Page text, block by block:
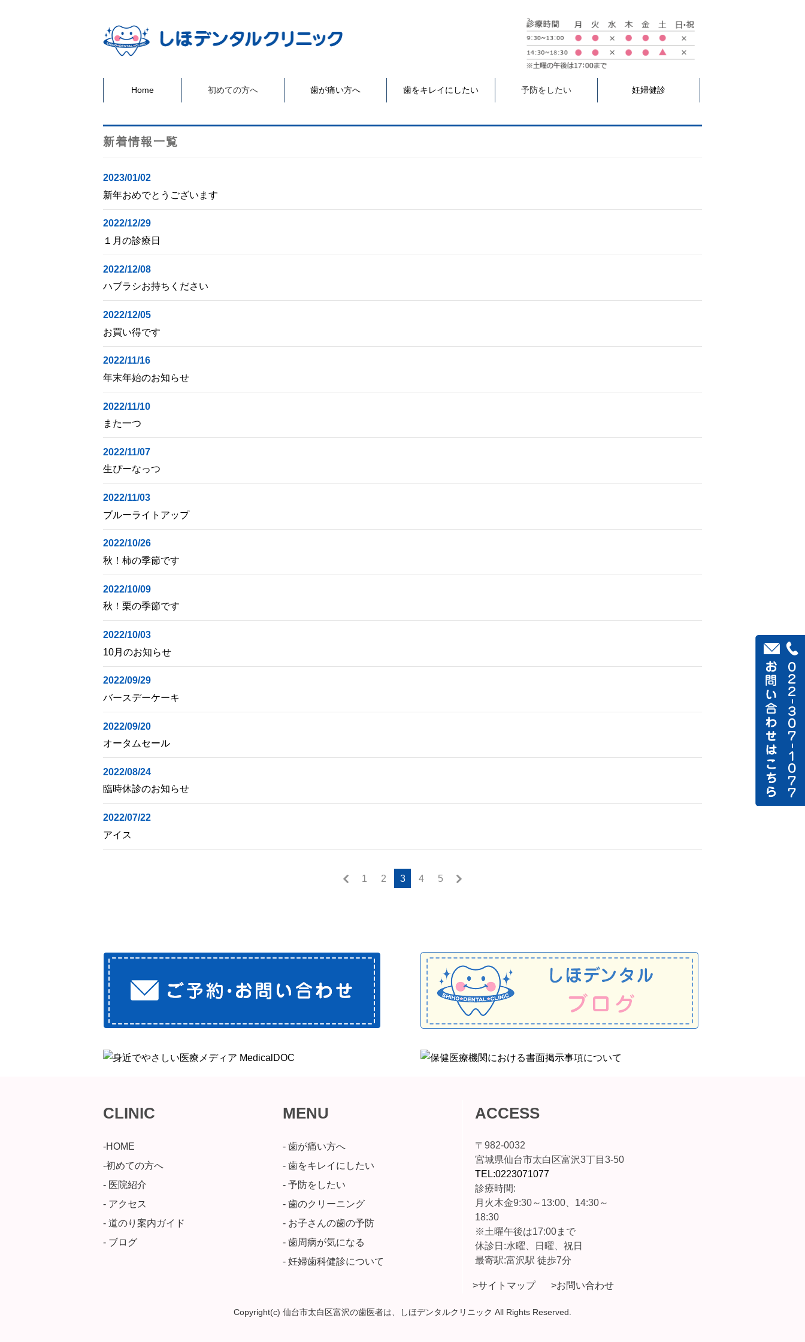
Home 初めての方へ 歯が痛い方へ 歯をキレイにしたい 予防をしたい 妊婦健診
新着情報一覧
2023/01/02
新年おめでとうございます
2022/12/29
１月の診療日
2022/12/08
ハブラシお持ちください
2022/12/05
お買い得です
2022/11/16
年末年始のお知らせ
2022/11/10
また一つ
2022/11/07
生ぴーなっつ
2022/11/03
ブルーライトアップ
2022/10/26
秋！柿の季節です
2022/10/09
秋！栗の季節です
2022/10/03
10月のお知らせ
2022/09/29
バースデーケーキ
2022/09/20
オータムセール
2022/08/24
臨時休診のお知らせ
2022/07/22
アイス
1 2 3 4 5
CLINIC
-HOME
-初めての方へ
- 医院紹介
- アクセス
- 道のり案内ガイド
- ブログ
MENU
- 歯が痛い方へ
- 歯をキレイにしたい
- 予防をしたい
- 歯のクリーニング
- お子さんの歯の予防
- 歯周病が気になる
- 妊婦歯科健診について
ACCESS
〒982-0032
宮城県仙台市太白区富沢3丁目3-50
TEL:0223071077
診療時間:
月火木金9:30～13:00、14:30～
18:30
※土曜午後は17:00まで
休診日:水曜、日曜、祝日
最寄駅:富沢駅 徒歩7分
>サイトマップ >お問い合わせ
Copyright(c) 仙台市太白区富沢の歯医者は、しほデンタルクリニック All Rights Reserved.